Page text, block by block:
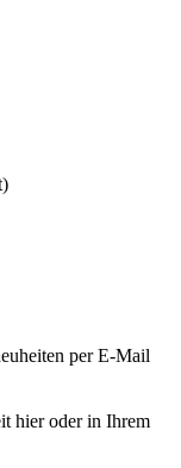
per E-Mail
hier oder in Ihrem